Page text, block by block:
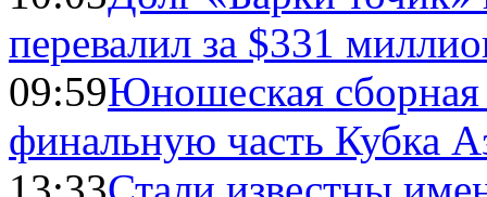
перевалил за $331
09:59Юношеская
финальную часть Кубка